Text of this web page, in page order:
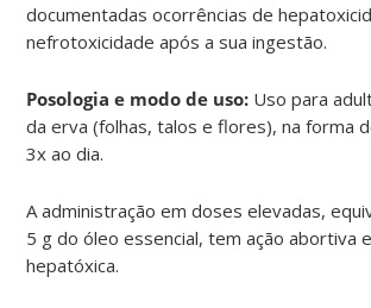
documentadas ocorrências de
nefrotoxicidade após a sua ingestão.
Posologia e modo de uso: Uso para
da erva (folhas, talos e flores), na forma
3x ao dia.
A administração em doses elevadas,
5 g do óleo essencial, tem ação abortiva e
hepatóxica.